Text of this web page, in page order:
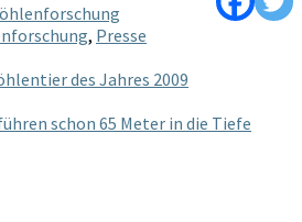
, Presse
des Jahres 2009
schon 65 Meter in die Tiefe